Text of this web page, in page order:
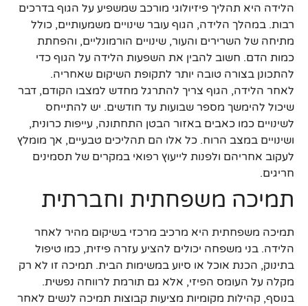
הלידה היא תהליך פיזיולוגי מורכב שמשפיע על הגוף בדרכים
רבות. במהלך הלידה, הגוף עובר שינויים משמעותיים, כולל
מתיחה של השרירים והעור, שינויים הורמונליים, והפחתת
כמות הדם. חשוב להבין את השפעות הלידה על הגוף כדי
להתכונן בצורה טובה יותר לתקופת השיקום שאחריה.
לאחר הלידה, הגוף צריך להתרגל מחדש למצבו הקודם, דבר
שיכול להימשך מספר שבועות עד חודשים. יש להתייחס
לשינויים כמו כאבים באזור הבטן התחתונה, עייפות כרונית,
ושינויים במצב הרוח. כל אלו הם תהליכים טבעיים, אך מומלץ
לעקוב אחריהם ולפנות לייעוץ רפואי במקרים של תסמינים
חריגים.
תמיכה משפחתית וחברתית
תמיכה משפחתית היא מרכיב מרכזי בשיקום מהיר לאחר
הלידה. בני משפחה יכולים להציע עזרה פיזית, כמו טיפול
בתינוק, הכנת אוכל או סיוע במשימות הבית. תמיכה זו לא רק
מקלה על העומס הפיזי, אלא גם תורמת לרווחה נפשית.
בנוסף, קהילות מקומיות מציעות קבוצות תמיכה לנשים לאחר